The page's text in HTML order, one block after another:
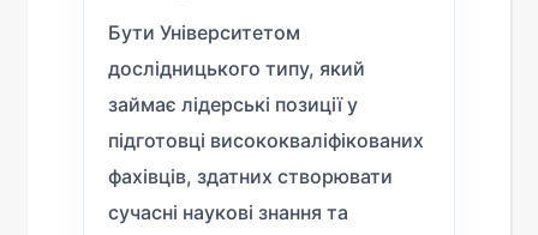
Бути Університетом
дослідницького типу, який
займає лідерські позиції у
підготовці висококваліфікованих
фахівців, здатних створювати
сучасні наукові знання та